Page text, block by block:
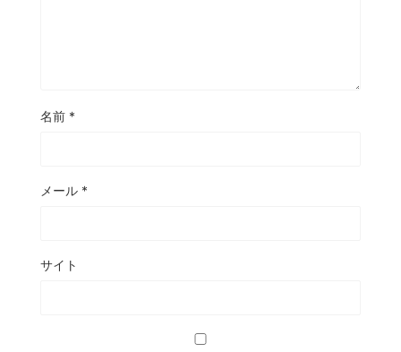
名前 *
メール *
サイト